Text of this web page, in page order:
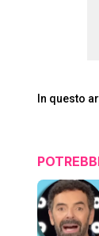
In questo